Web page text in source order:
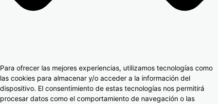
Para ofrecer las mejores experiencias, utilizamos tecnologías como
las cookies para almacenar y/o acceder a la información del
dispositivo. El consentimiento de estas tecnologías nos permitirá
procesar datos como el comportamiento de navegación o las